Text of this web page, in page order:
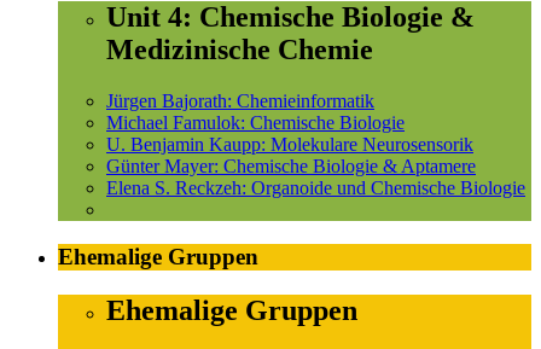
Unit 4: Chemische Biologie &
Medizinische Chemie
Jürgen Bajorath: Chemieinformatik
Michael Famulok: Chemische Biologie
U. Benjamin Kaupp: Molekulare Neurosensorik
Günter Mayer: Chemische Biologie & Aptamere
Elena S. Reckzeh: Organoide und Chemische Biologie
Ehemalige Gruppen
Ehemalige Gruppen